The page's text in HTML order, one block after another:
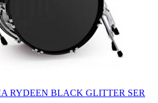
RYDEEN BLACK GLITTER SER